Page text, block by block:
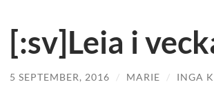
[:sv]Leia i
5 SEPTEMBER, 2016 / MARIE / INGA